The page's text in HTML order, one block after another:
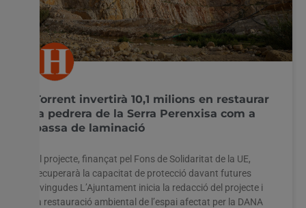
Torrent invertirà 10,1 milions en restaurar
la pedrera de la Serra Perenxisa com a
bassa de laminació
El projecte, finançat pel Fons de Solidaritat de la UE,
recuperarà la capacitat de protecció davant futures
avingudes L’Ajuntament inicia la redacció del projecte i
la restauració ambiental de l’espai afectat per la DANA